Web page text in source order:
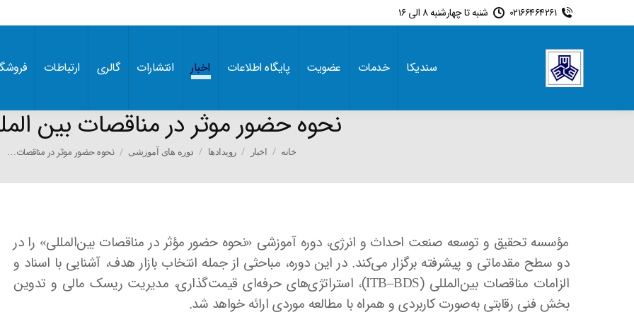
02166464261 شنبه تا چهارشنبه 8 الی 16
سندیکا خدمات عضویت پایگاه اطلاعات اخبار انتشارات گالری ارتباطات
نحوه حضور موثر در مناقصات بین
You are here:
خانه اخبار رویدادها دوره های آموزشی نحوه حضور موثر در مناقصات…
مؤسسه تحقیق و توسعه صنعت احداث و انرژی، دوره آموزشی «نحوه حضور مؤثر در مناقصات بین‌المللی» را در
دو سطح مقدماتی و پیشرفته برگزار می‌کند. در این دوره، مباحثی از جمله انتخاب بازار هدف، آشنایی با اسناد و
الزامات مناقصات بین‌المللی (ITB–BDS)، استراتژی‌های حرفه‌ای قیمت‌گذاری، مدیریت ریسک مالی و تدوین
بخش فنی رقابتی به‌صورت کاربردی و همراه با مطالعه موردی ارائه خواهد شد.